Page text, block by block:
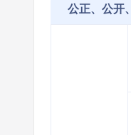
公正、公开